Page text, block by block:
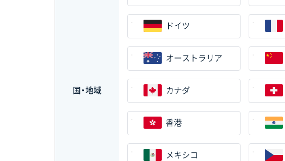
国・地域
ドイツ
オーストラリア
カナダ
香港
メキシコ